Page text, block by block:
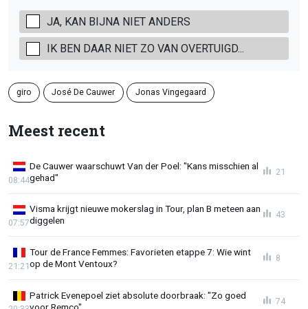
JA, KAN BIJNA NIET ANDERS
IK BEN DAAR NIET ZO VAN OVERTUIGD...
giro José De Cauwer Jonas Vingegaard
Meest recent
De Cauwer waarschuwt Van der Poel: "Kans misschien al
gehad"
08:44
21
Visma krijgt nieuwe mokerslag in Tour, plan B meteen aan
diggelen
07:57
43
Tour de France Femmes: Favorieten etappe 7: Wie wint
op de Mont Ventoux?
21:21
8
Patrick Evenepoel ziet absolute doorbraak: "Zo goed
voor Remco"
74